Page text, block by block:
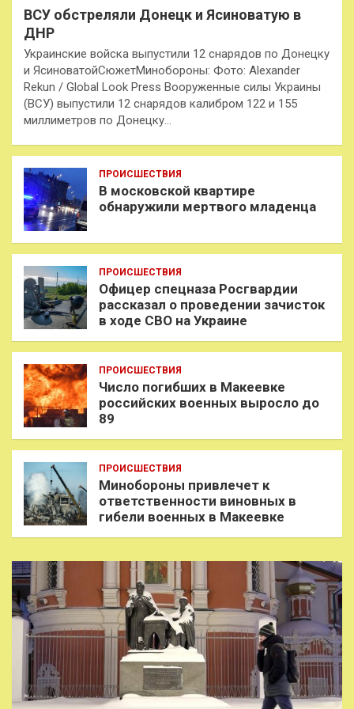
ВСУ обстреляли Донецк и Ясиноватую в
ДНР
Украинские войска выпустили 12 снарядов по Донецку
и ЯсиноватойСюжетМинобороны: Фото: Alexander
Rekun / Global Look Press Вооруженные силы Украины
(ВСУ) выпустили 12 снарядов калибром 122 и 155
миллиметров по Донецку…
ПРОИСШЕСТВИЯ
В московской квартире
обнаружили мертвого младенца
ПРОИСШЕСТВИЯ
Офицер спецназа Росгвардии
рассказал о проведении зачисток
в ходе СВО на Украине
ПРОИСШЕСТВИЯ
Число погибших в Макеевке
российских военных выросло до
89
ПРОИСШЕСТВИЯ
Минобороны привлечет к
ответственности виновных в
гибели военных в Макеевке